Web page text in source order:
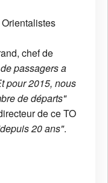
chef de
passagers a
pour 2015, nous
de départs"
de ce TO
20 ans".